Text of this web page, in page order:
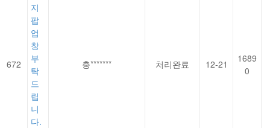
672
지
팝
업
창
부
탁
드
립
니
다.
충******* 처리완료 12-21
1689
0